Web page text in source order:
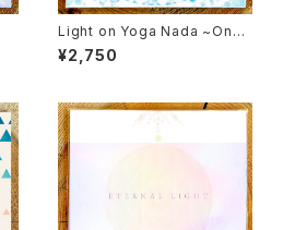
Light on Yoga Nada ~Onen
ess~ / V.A. (CD)
¥2,750